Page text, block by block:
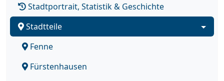
Stadtportrait, Statistik & Geschichte
Stadtteile
Fenne
Fürstenhausen